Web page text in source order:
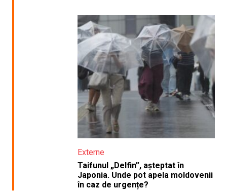
Externe
Taifunul „Delfin”, așteptat în
Japonia. Unde pot apela moldovenii
în caz de urgențe?